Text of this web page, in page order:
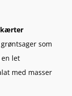
som
let
med masser